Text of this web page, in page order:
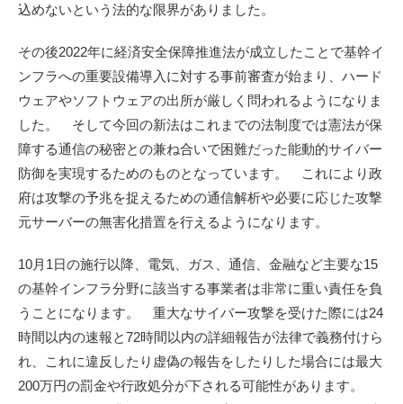
込めないという法的な限界がありました。
その後2022年に経済安全保障推進法が成立したことで基幹イ
ンフラへの重要設備導入に対する事前審査が始まり、ハード
ウェアやソフトウェアの出所が厳しく問われるようになりま
した。 そして今回の新法はこれまでの法制度では憲法が保
障する通信の秘密との兼ね合いで困難だった能動的サイバー
防御を実現するためのものとなっています。 これにより政
府は攻撃の予兆を捉えるための通信解析や必要に応じた攻撃
元サーバーの無害化措置を行えるようになります。
10月1日の施行以降、電気、ガス、通信、金融など主要な15
の基幹インフラ分野に該当する事業者は非常に重い責任を負
うことになります。 重大なサイバー攻撃を受けた際には24
時間以内の速報と72時間以内の詳細報告が法律で義務付けら
れ、これに違反したり虚偽の報告をしたりした場合には最大
200万円の罰金や行政処分が下される可能性があります。